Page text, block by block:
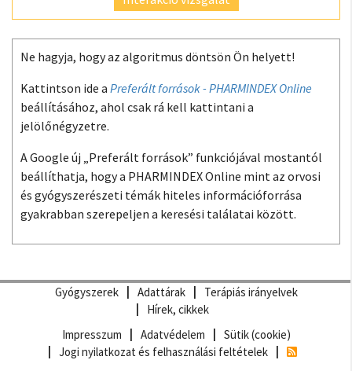
Ne hagyja, hogy az algoritmus döntsön Ön helyett!
Kattintson ide a Preferált források - PHARMINDEX Online
beállításához, ahol csak rá kell kattintani a
jelölőnégyzetre.
A Google új „Preferált források” funkciójával mostantól
beállíthatja, hogy a PHARMINDEX Online mint az orvosi
és gyógyszerészeti témák hiteles információforrása
gyakrabban szerepeljen a keresési találatai között.
Gyógyszerek Adattárak
Terápiás irányelvek
Hírek, cikkek
Impresszum
Adatvédelem
Sütik (cookie)
Jogi nyilatkozat és felhasználási feltételek